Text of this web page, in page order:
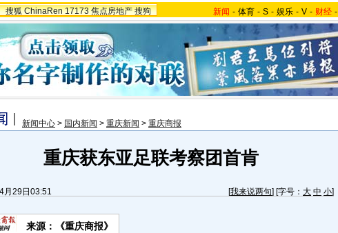
搜狐 ChinaRen 17173 焦点房地产 搜狗 新闻 - 体育 - S - 娱乐 - V - 财经 -
新闻中心 > 国内新闻 > 重庆新闻 > 重庆商报
重庆获东亚足联考察团首肯
月29日03:51 [我来说两句] [字号： 大 中 小]
来源：《重庆商报》